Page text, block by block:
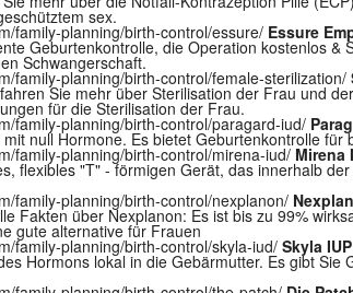
sex.
family-planning/birth-control/essure/ Essure
Geburtenkontrolle, die Operation kostenlos
Schwangerschaft.
family-planning/birth-control/female-sterilization/
Sie mehr über Sterilisation der Frau und
für die Sterilisation der Frau.
family-planning/birth-control/paragard-iud/
null Hormone. Es bietet Geburtenkontrolle
family-planning/birth-control/mirena-iud/ Mirena
flexibles "T" - förmigen Gerät, das innerhalb
family-planning/birth-control/nexplanon/
Fakten über Nexplanon: Es ist bis zu 99%
gute alternative für Frauen
family-planning/birth-control/skyla-iud/Skyla
Hormons lokal in die Gebärmutter. Es gibt